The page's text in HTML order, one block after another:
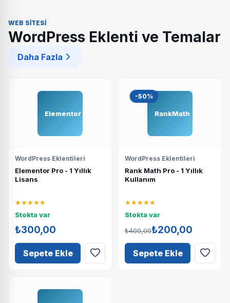
WEB SITESI
WordPress Eklenti ve Temalar
Daha Fazla
Elementor
WordPress Eklentileri
Elementor Pro - 1 Yıllık
Lisans
★★★★★
Stokta var
₺300,00
Sepete Ekle
-50%
RankMath
WordPress Eklentileri
Rank Math Pro - 1 Yıllık
Kullanım
★★★★★
Stokta var
₺400,00₺200,00
Sepete Ekle